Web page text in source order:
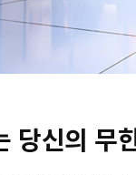
당신의 무